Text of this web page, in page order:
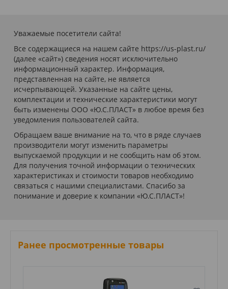
Уважаемые посетители сайта!
Все содержащиеся на нашем сайте https://us-plast.ru/
(далее «сайт») сведения носят исключительно
информационный характер. Информация,
представленная на сайте, не является
исчерпывающей. Указанные на сайте цены,
комплектации и технические характеристики могут
быть изменены ООО «Ю.С.ПЛАСТ» в любое время без
уведомления пользователей сайта.
Обращаем ваше внимание на то, что в ряде случаев
производители могут изменить параметры
выпускаемой продукции и не сообщить нам об этом.
Для получения точной информации о технических
характеристиках и стоимости товаров необходимо
связаться с нашими специалистами. Спасибо за
понимание и доверие к компании «Ю.С.ПЛАСТ»!
Ранее просмотренные товары